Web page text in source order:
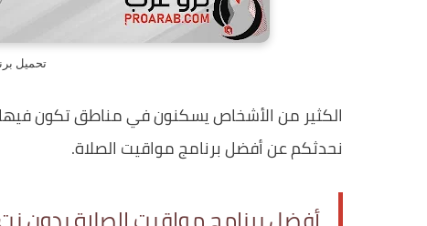
تحميل
الكثير من الأشخاص يسكنون في مناطق تكون فيها
نحدثكم عن أفضل برنامج مواقيت الصلاة.